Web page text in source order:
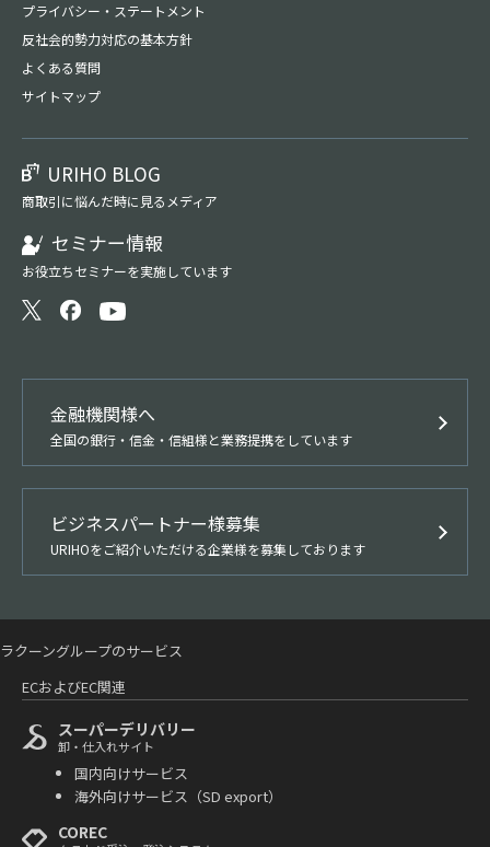
URIHO BLOG
商取引に悩んだ時に見るメディア
セミナー情報
お役立ちセミナーを実施しています
プライバシー・ ステートメント
反社会的勢力対応の基本方針
よくある質問
サイトマップ
金融機関様へ
全国の銀行・信金・信組様と業務提携をしています
ビジネスパートナー様募集
URIHOをご紹介いただける企業様を募集しております
ラクーングループのサービス
ECおよびEC関連
スーパーデリバリー
卸・仕入れサイト
国内向けサービス
海外向けサービス（SD export）
COREC